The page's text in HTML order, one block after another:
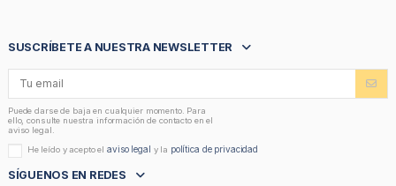
SUSCRÍBETE A NUESTRA NEWSLETTER
Puede darse de baja en cualquier momento. Para
ello, consulte nuestra información de contacto en el
aviso legal.
He leído y acepto elaviso legal y la política de privacidad
SÍGUENOS EN REDES